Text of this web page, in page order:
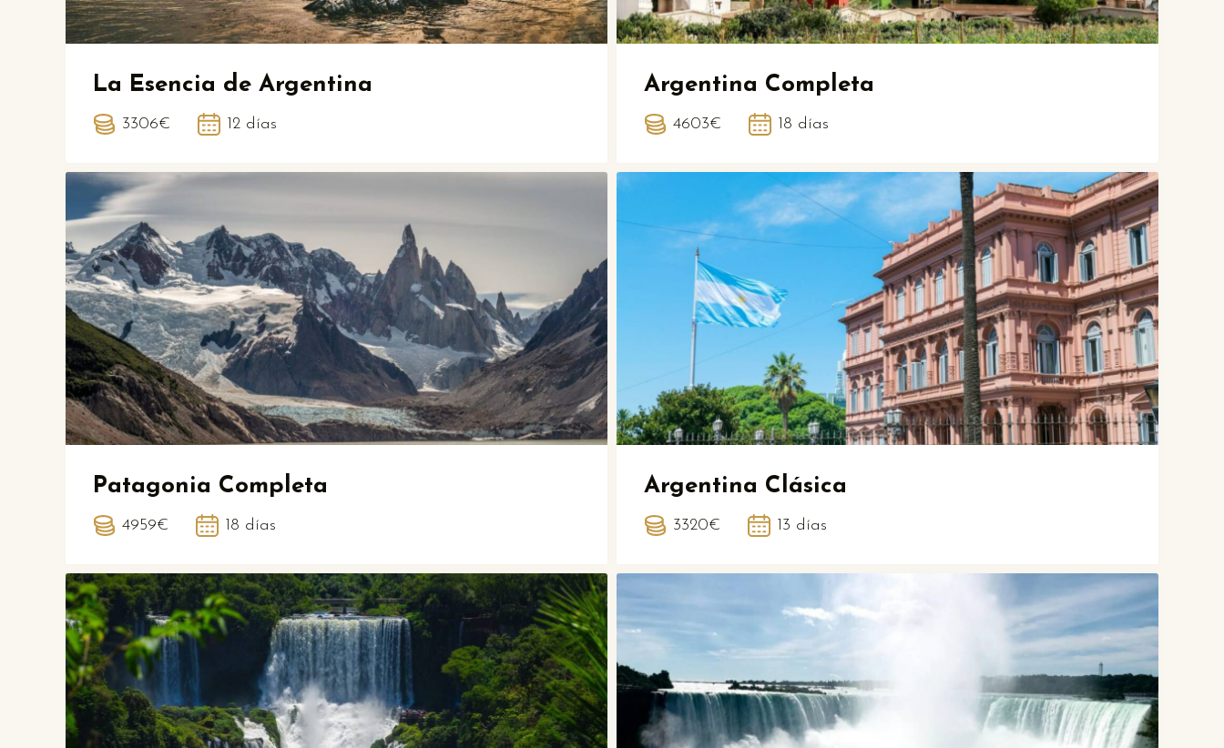
La Esencia de Argentina
3306€ 12 días
Argentina Completa
4603€ 18 días
Patagonia Completa
4959€ 18 días
Argentina Clásica
3320€ 13 días